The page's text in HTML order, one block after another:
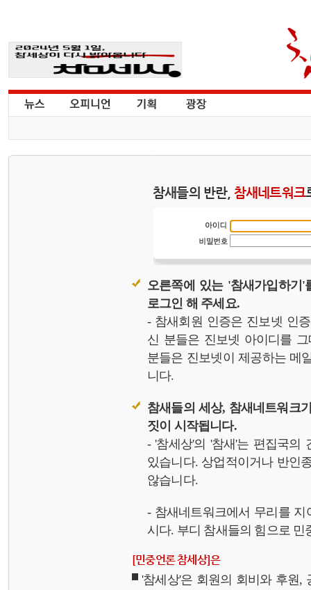
참새들의 반란, 참새네트워크
오른쪽에 있는 '참새가입하기
로그인 해 주세요.
- 참새회원 인증은 진보넷 인
신 분들은 진보넷 아이디를
분들은 진보넷이 제공하는 메
니다.
참새들의 세상, 참새네트워크
짓이 시작됩니다.
- '참세상'의 '참새'는 편집국의
있습니다. 상업적이거나 반인
않습니다.
- 참새네트워크에서 무리를
시다. 부디 참새들의 힘으로 민
[민중언론 참세상]은
'참세상'은 회원의 회비와 후원,